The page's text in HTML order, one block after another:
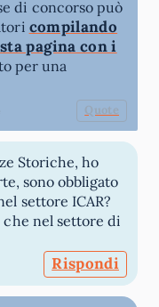
di concorso può
compilando
pagina con i
per una
Quote
Storiche, ho
sono obbligato
settore ICAR?
nel settore di
Rispondi